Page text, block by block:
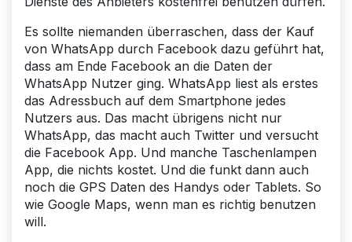
Es sollte niemanden überraschen, dass der Kauf
von WhatsApp durch Facebook dazu geführt hat,
dass am Ende Facebook an die Daten der
WhatsApp Nutzer ging. WhatsApp liest als erstes
das Adressbuch auf dem Smartphone jedes
Nutzers aus. Das macht übrigens nicht nur
WhatsApp, das macht auch Twitter und versucht
die Facebook App. Und manche Taschen­lampen
App, die nichts kostet. Und die funkt dann auch
noch die GPS Daten des Handys oder Tablets. So
wie Google Maps, wenn man es richtig benutzen
will.